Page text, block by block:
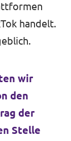
handelt.
wir
den
der
Stelle